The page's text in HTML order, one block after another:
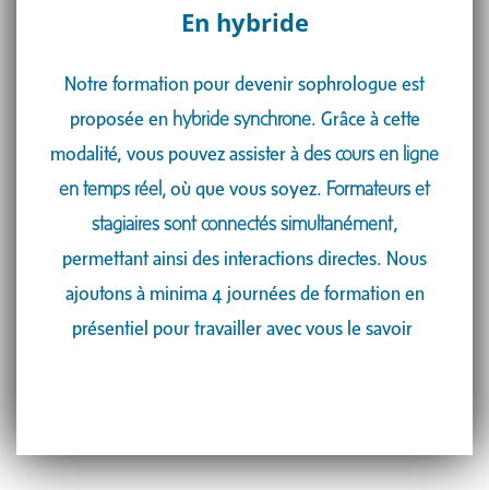
En hybride​
Notre formation pour devenir sophrologue est
proposée en hybride synchrone. Grâce à cette
modalité, vous pouvez assister à des cours en ligne
en temps réel, où que vous soyez. Formateurs et
stagiaires sont connectés simultanément,
permettant ainsi des interactions directes. Nous
ajoutons à minima 4 journées de formation en
présentiel pour travailler avec vous le savoir